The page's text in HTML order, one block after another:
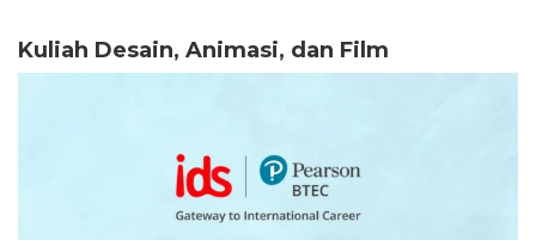
Kuliah Desain, Animasi, dan Film